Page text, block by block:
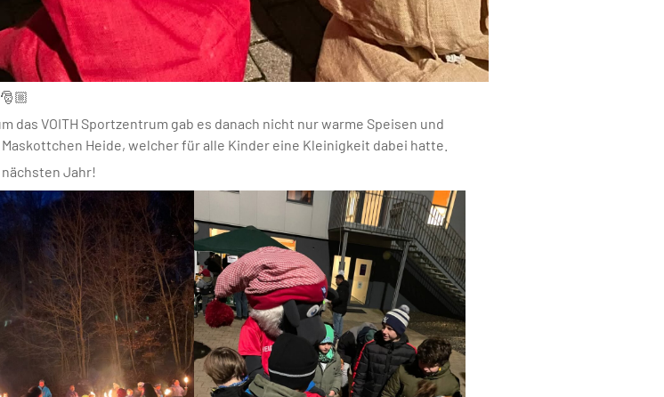
das VOITH Sportzentrum gab es danach nicht nur warme Speisen und
Heide, welcher für alle Kinder eine Kleinigkeit dabei hatte.
Jahr!